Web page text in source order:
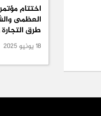
اختتام
العظمى
طرق
18 يونيو 2025